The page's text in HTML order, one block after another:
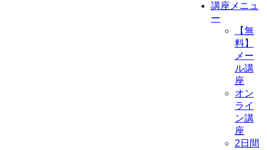
講座メニュ
ー
【無
料】
メー
ル講
座
オン
ライ
ン講
座
2日間